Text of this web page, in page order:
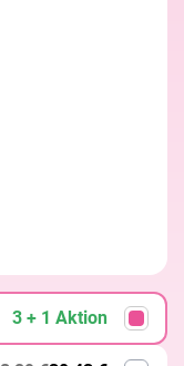
3 + 1 Aktion